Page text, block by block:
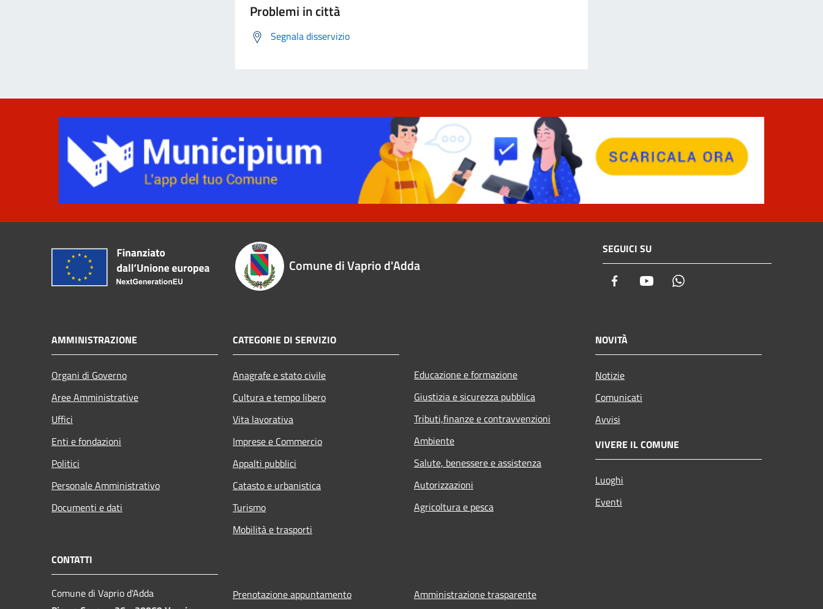
Problemi in città
Segnala disservizio
Comune di Vaprio d'Adda
SEGUICI SU
Facebook Youtube
AMMINISTRAZIONE
Organi di Governo
Aree Amministrative
Uffici
Enti e fondazioni
Politici
Personale Amministrativo
Documenti e dati
CATEGORIE DI SERVIZIO
Anagrafe e stato civile
Cultura e tempo libero
Vita lavorativa
Imprese e Commercio
Appalti pubblici
Catasto e urbanistica
Turismo
Mobilità e trasporti
Educazione e formazione
Giustizia e sicurezza pubblica
Tributi,finanze e contravvenzioni
Ambiente
Salute, benessere e assistenza
Autorizzazioni
Agricoltura e pesca
NOVITÀ
Notizie
Comunicati
Avvisi
VIVERE IL COMUNE
Luoghi
Eventi
CONTATTI
Comune di Vaprio d'Adda
Prenotazione appuntamento
Amministrazione trasparente